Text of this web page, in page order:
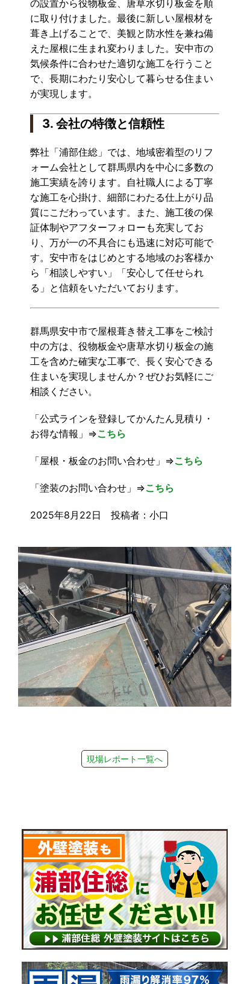
の設置から役物板金、唐草水切り板金を順
に取り付けました。最後に新しい屋根材を
葺き上げることで、美観と防水性を兼ね備
えた屋根に生まれ変わりました。安中市の
気候条件に合わせた適切な施工を行うこと
で、長期にわたり安心して暮らせる住まい
が実現します。
3. 会社の特徴と信頼性
弊社「浦部住総」では、地域密着型のリフ
ォーム会社として群馬県内を中心に多数の
施工実績を誇ります。自社職人による丁寧
な施工を心掛け、細部にわたる仕上がり品
質にこだわっています。また、施工後の保
証体制やアフターフォローも充実してお
り、万が一の不具合にも迅速に対応可能で
す。安中市をはじめとする地域のお客様か
ら「相談しやすい」「安心して任せられ
る」と信頼をいただいております。
群馬県安中市で屋根葺き替え工事をご検討
中の方は、役物板金や唐草水切り板金の施
工を含めた確実な工事で、長く安心できる
住まいを実現しませんか？ぜひお気軽にご
相談ください。
「公式ラインを登録してかんたん見積り・
お得な情報」⇒こちら
「屋根・板金のお問い合わせ」⇒こちら
「塗装のお問い合わせ」⇒こちら
2025年8月22日 投稿者：小口
現場レポート一覧へ